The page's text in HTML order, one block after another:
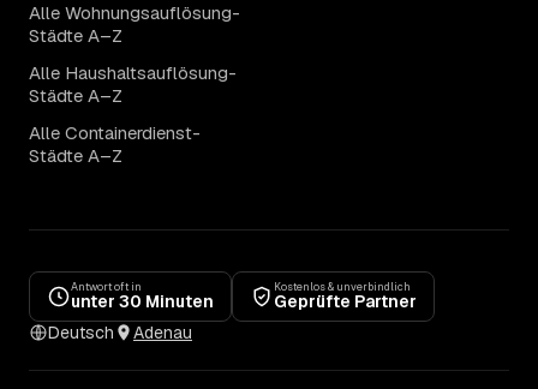
Alle Wohnungsauflösung-
Städte A–Z
Alle Haushaltsauflösung-
Städte A–Z
Alle Containerdienst-
Städte A–Z
Antwort oft in
unter 30 Minuten
Kostenlos & unverbindlich
Geprüfte Partner
Deutsch
Adenau